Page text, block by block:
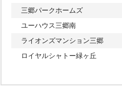
三郷パークホームズ
ユーハウス三郷南
ライオンズマンション三郷
ロイヤルシャトー緑ヶ丘